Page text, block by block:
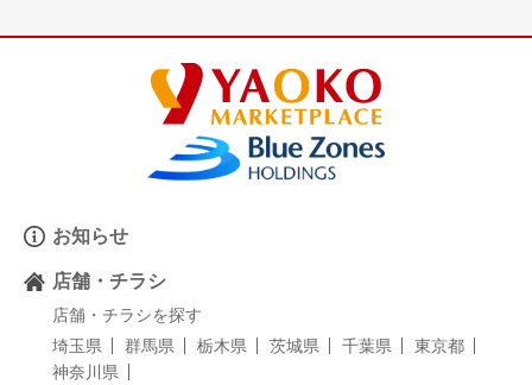
お知らせ
店舗・チラシ
店舗・チラシを探す
埼玉県
群馬県 栃木県 茨城県 千葉県
東京都
神奈川県